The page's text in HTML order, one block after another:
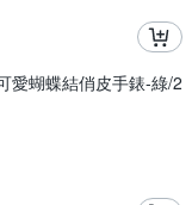
愛蝴蝶結俏皮手錶-綠/2